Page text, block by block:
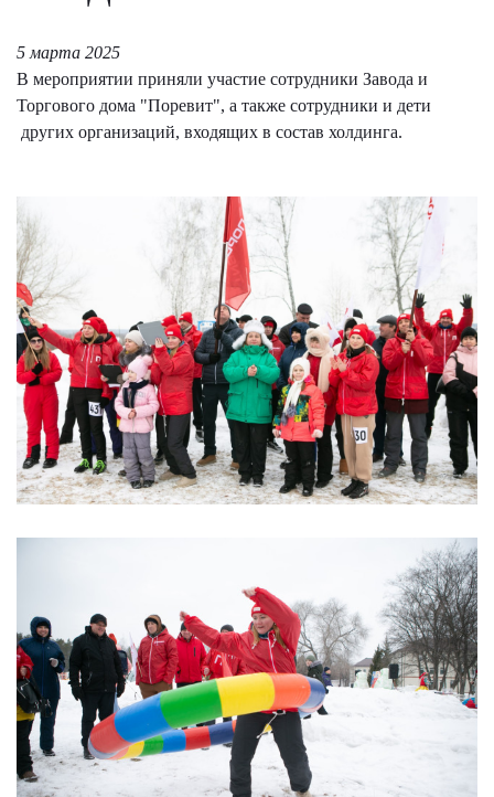
5 марта 2025
В мероприятии приняли участие сотрудники Завода и
Торгового дома "Поревит", а также сотрудники и дети
других организаций, входящих в состав холдинга.